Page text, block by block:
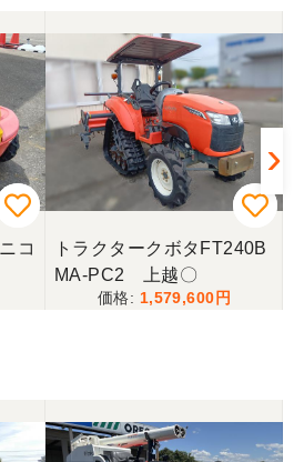
コ
トラクタークボタFT240B
MA-PC2 上越〇
1,579,600